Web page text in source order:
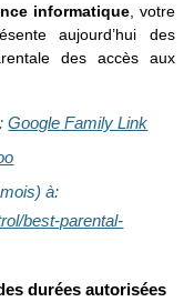
informatique, votre
aujourd’hui des
des accès aux
:Google Family Link
à:
best-parental-
durées autorisées